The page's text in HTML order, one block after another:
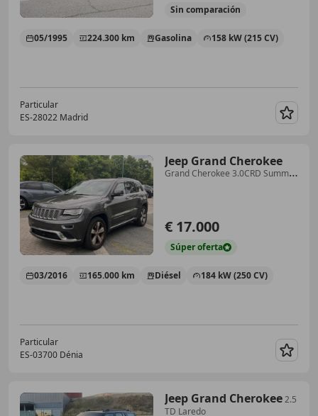
Sin comparación
05/1995 224.300 km Gasolina 158 kW (215 CV)
Particular
ES-28022 Madrid
Jeep Grand Cherokee
Grand Cherokee 3.0CRD Summit
€ 17.000
Súperoferta
03/2016 165.000 km Diésel 184 kW (250 CV)
Particular
ES-03700 Dénia
Jeep Grand Cherokee2.5
TD Laredo